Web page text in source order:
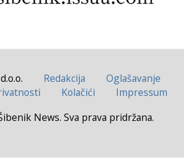
Redakcija
Oglašavanje
Kolačići
Impressum
News. Sva prava pridržana.